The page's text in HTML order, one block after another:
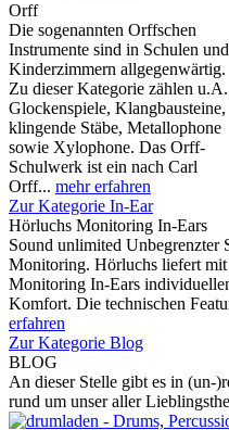
Orff
Die sogenannten Orffschen
Instrumente sind in Schulen und
Kinderzimmern allgegenwärtig.
Zu dieser Kategorie zählen u.A.
Glockenspiele, Klangbausteine,
klingende Stäbe, Metallophone
sowie Xylophone. Das Orff-
Schulwerk ist ein nach Carl
Orff... mehr erfahren
Zur Kategorie In-Ear
Hörluchs Monitoring In-Ears
Sound unlimited Unbegrenzter
Monitoring. Hörluchs liefert
Monitoring In-Ears
Komfort. Die technischen
erfahren
Zur Kategorie Blog
BLOG
An dieser Stelle gibt es in (un-
rund um unser aller